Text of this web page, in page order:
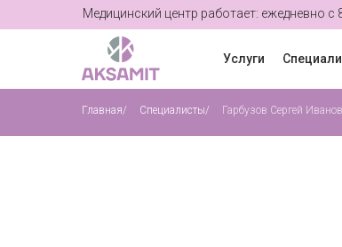
Медицинский центр работает: ежедневно с
Услуги
Главная/ Специалисты/ Гарбузов Сергей